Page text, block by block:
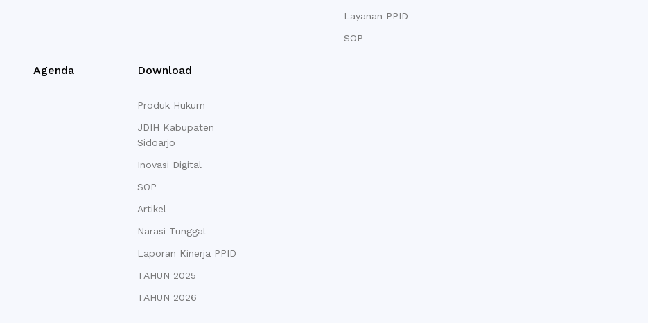
Layanan PPID
SOP
Agenda Download
Produk Hukum
JDIH Kabupaten
Sidoarjo
Inovasi Digital
SOP
Artikel
Narasi Tunggal
Laporan Kinerja PPID
TAHUN 2025
TAHUN 2026